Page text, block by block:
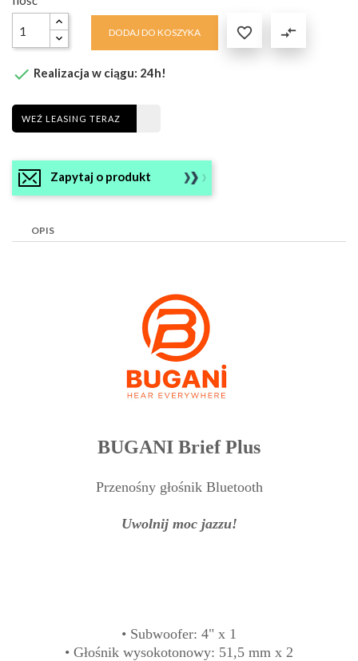
DODAJ DO KOSZYKA  compare_arrows
 Realizacja w ciągu: 24h!
WEŹ LEASING TERAZ
Zapytaj o produkt
OPIS
BUGANI Brief Plus
Przenośny głośnik Bluetooth
Uwolnij moc jazzu!
• Subwoofer: 4" x 1
• Głośnik wysokotonowy: 51,5 mm x 2